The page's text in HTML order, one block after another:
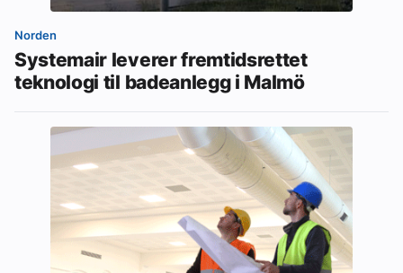
Norden
Systemair leverer fremtidsrettet
teknologi til badeanlegg i Malmö